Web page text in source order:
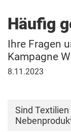
Häufig
Ihre Fragen
Kampagne
8.
8.11.2023
Sind